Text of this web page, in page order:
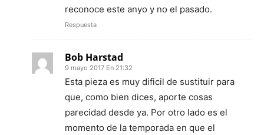
reconoce este anyo y no el pasado.
Respuesta
Bob Harstad
9 mayo 2017 En 21:32
Esta pieza es muy dificil de sustituir para
que, como bien dices, aporte cosas
parecidad desde ya. Por otro lado es el
momento de la temporada en que el